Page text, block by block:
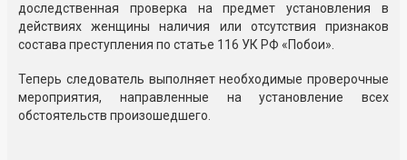
доследственная проверка на предмет установления в
действиях женщины наличия или отсутствия признаков
состава преступления по статье 116 УК РФ «Побои».
Теперь следователь выполняет необходимые проверочные
мероприятия, направленные на установление всех
обстоятельств произошедшего.